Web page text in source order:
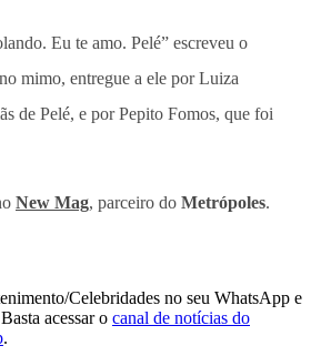
Eu te amo. Pelé” escreveu o
mimo, entregue a ele por Luiza
de Pelé, e por Pepito Fomos, que foi
New Mag, parceiro do Metrópoles.
Celebridades no seu WhatsApp e
acessar o canal de notícias do
.